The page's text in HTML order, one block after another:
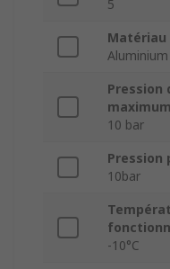
5
Matériau
Aluminium
Pression
maximum
10 bar
Pression
10bar
-10°C